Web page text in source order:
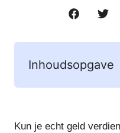
Inhoudsopgave
Kun je echt geld